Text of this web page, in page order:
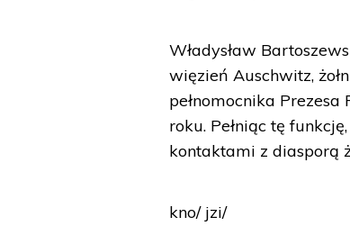
Władysław
więzień Auschwitz,
pełnomocnika
roku. Pełniąc tę
kontaktami z diasporą
kno/ jzi/